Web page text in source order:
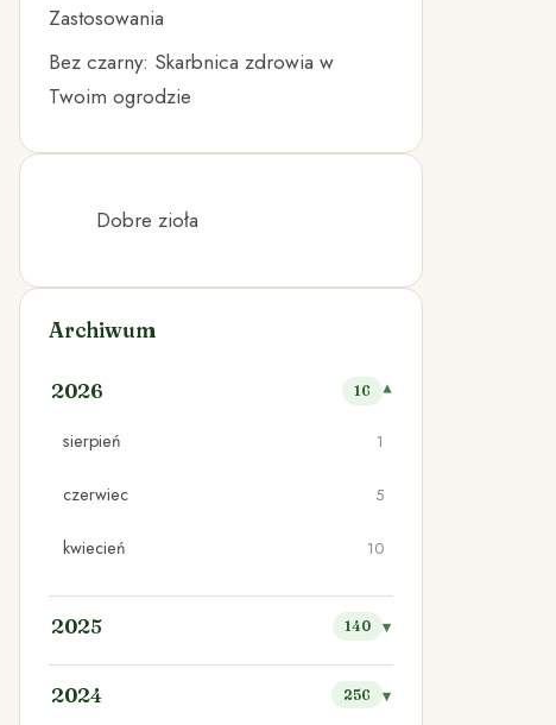
Zastosowania
Bez czarny: Skarbnica zdrowia w
Twoim ogrodzie
Dobre zioła
Archiwum
2026 16
sierpień 1
czerwiec 5
kwiecień 10
2025 140
2024 256